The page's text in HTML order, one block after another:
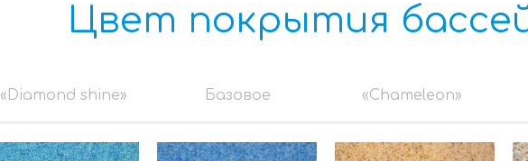
Цвет покрытия
«Diamond shine» Базовое «Chameleon»